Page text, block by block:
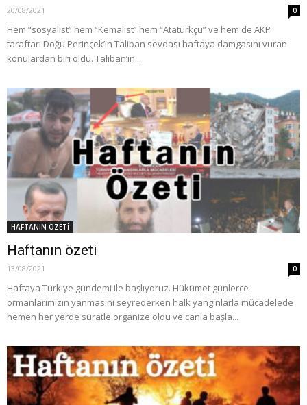
20/08/2021 0
Hem “sosyalist” hem “Kemalist” hem “Atatürkçü” ve hem de AKP
taraftarı Doğu Perinçek’in Taliban sevdası haftaya damgasını vuran
konulardan biri oldu. Taliban’ın...
HAFTANIN ÖZETİ
Haftanın özeti
13/08/2021 0
Haftaya Türkiye gündemi ile başlıyoruz. Hükümet günlerce
ormanlarımızın yanmasını seyrederken halk yangınlarla mücadelede
hemen her yerde süratle organize oldu ve canla başla...